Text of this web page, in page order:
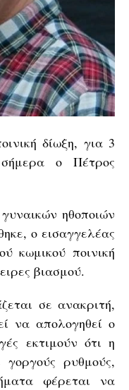
δίωξη, για 3
ο Πέτρος
ηθοποιών
ο εισαγγελέας
κωμικού ποινική
βιασμού.
σε ανακριτή,
να απολογηθεί ο
εκτιμούν ότι η
γοργούς ρυθμούς,
φέρεται να